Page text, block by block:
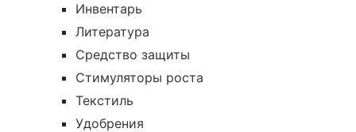
Инвентарь
Литература
Средство защиты
Стимуляторы роста
Текстиль
Удобрения